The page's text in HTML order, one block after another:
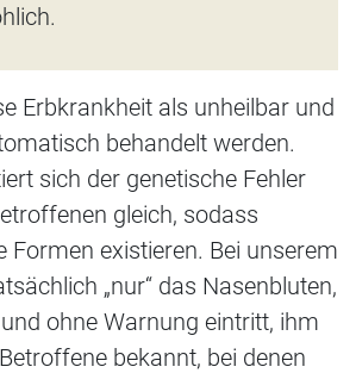
Erbkrankheit als unheilbar und
behandelt werden.
sich der genetische Fehler
gleich, sodass
Formen existieren. Bei unserem
„nur“ das Nasenbluten,
ohne Warnung eintritt, ihm
bekannt, bei denen